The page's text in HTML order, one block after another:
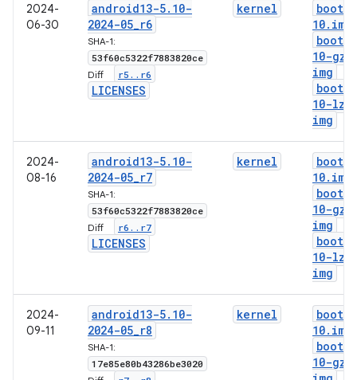
2024-
06-30
android13-5. 10-
2024-05_r6
SHA-1:
53f60c5322f7883820ce
Diff: r5 . . r6
LICENSES
kernel
boot-5
10. img
boot-5
10-gz
img
boot-5
10-lz4
img
2024-
08-16
android13-5. 10-
2024-05_r7
SHA-1:
53f60c5322f7883820ce
Diff: r6 . . r7
LICENSES
kernel
boot-5
10. img
boot-5
10-gz
img
boot-5
10-lz4
img
2024-
09-11
android13-5. 10-
2024-05_r8
SHA-1:
17e85e80b43286be3020
kernel
boot-5
10. img
boot-5
10-gz